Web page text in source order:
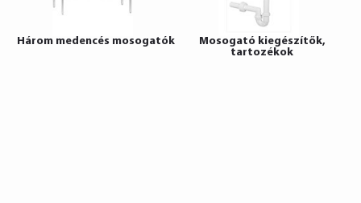
Három medencés mosogatók
Mosogató kiegészítők,
tartozékok